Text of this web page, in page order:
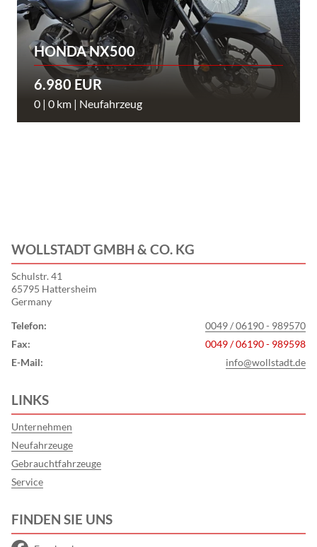
HONDA NX500
6.980 EUR
0 | 0 km | Neufahrzeug
WOLLSTADT GMBH & CO. KG
Schulstr. 41
65795 Hattersheim
Germany
Telefon:
0049 / 06190 - 989570
Fax:
0049 / 06190 - 989598
E-Mail:
info@wollstadt.de
LINKS
Unternehmen
Neufahrzeuge
Gebrauchtfahrzeuge
Service
FINDEN SIE UNS